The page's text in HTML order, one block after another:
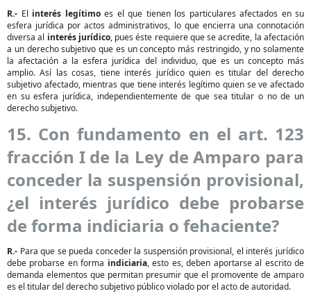
R.- El interés legítimoes el que tienen los particulares afectados en su
esfera jurídica por actos administrativos, lo que encierra una connotación
diversa al interés jurídico, pues éste requiere que se acredite, la afectación
a un derecho subjetivo que es un concepto más restringido, y no solamente
la afectación a la esfera jurídica del individuo, que es un concepto más
amplio. Así las cosas, tiene interés jurídico quien es titular del derecho
subjetivo afectado, mientras que tiene interés legítimo quien se ve afectado
en su esfera jurídica, independientemente de que sea titular o no de un
derecho subjetivo.
15. Con fundamento en el art. 123
fracción I de la Ley de Amparo para
conceder la suspensión provisional,
¿el interés jurídico debe probarse
de forma indiciaria o fehaciente?
R.- Para que se pueda conceder la suspensión provisional, el interés jurídico
debe probarse en forma indiciaria, esto es, deben aportarse al escrito de
demanda elementos que permitan presumir que el promovente de amparo
es el titular del derecho subjetivo público violado por el acto de autoridad.